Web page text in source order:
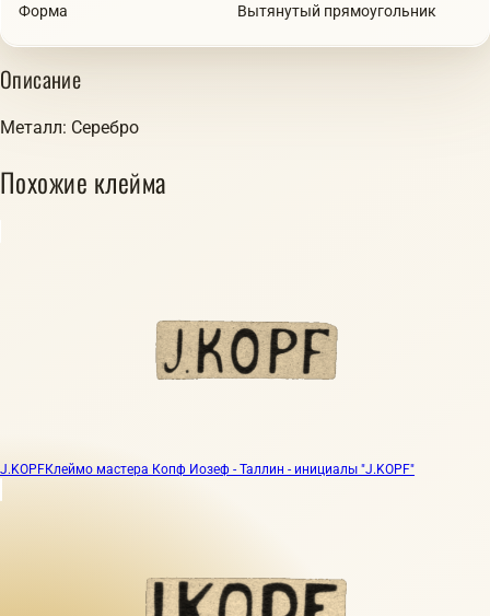
Форма Вытянутый прямоугольник
Описание
Металл: Серебро
Похожие клейма
J.KOPFКлеймо мастера Копф Иозеф - Таллин - инициалы "J.KOPF"